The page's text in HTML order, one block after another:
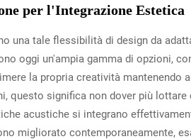
per l'Integrazione Estetica
una tale flessibilità di design da
oggi un'ampia gamma di opzioni,
la propria creatività
questo significa non dover più
acustiche si integrano
migliorato contemporaneamente,